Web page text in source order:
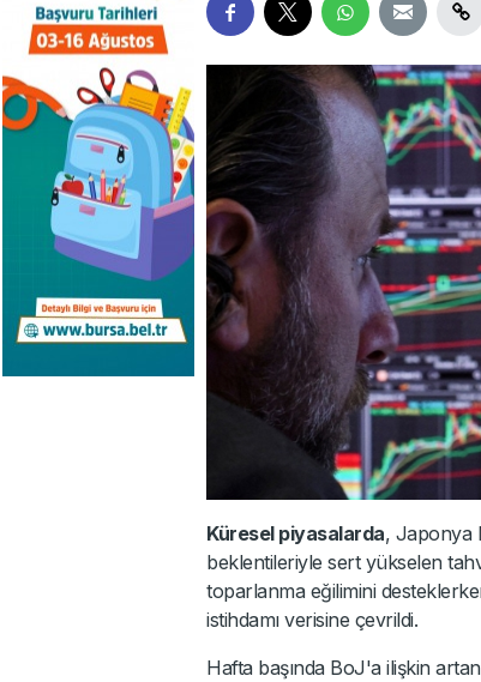
Küresel piyasalarda, Japonya
beklentileriyle sert yükselen
toparlanma eğilimini
istihdamı verisine çevrildi.
Hafta başında BoJ'a ilişkin